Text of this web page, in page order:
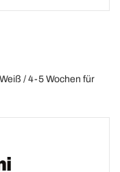
/ 4-5 Wochen für